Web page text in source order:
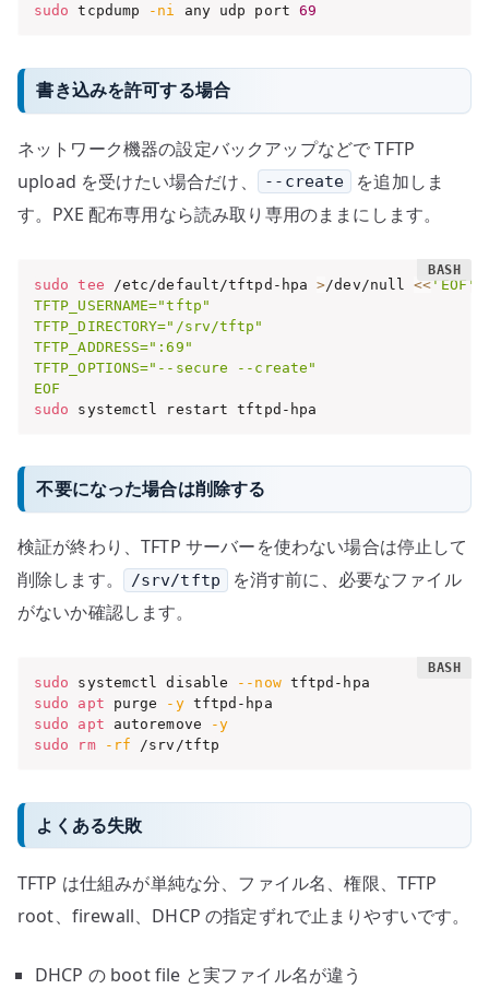
sudo tcpdump -ni any udp port 69
書き込みを許可する場合
ネットワーク機器の設定バックアップなどで TFTP
upload を受けたい場合だけ、
--create
を追加しま
す。PXE 配布専用なら読み取り専用のままにします。
sudo tee /etc/default/tftpd-hpa >/dev/null << 'EOF'
TFTP_USERNAME="tftp"
TFTP_DIRECTORY="/srv/tftp"
TFTP_ADDRESS=":69"
TFTP_OPTIONS="--secure --create"
EOF
sudo systemctl restart tftpd-hpa
不要になった場合は削除する
検証が終わり、TFTP サーバーを使わない場合は停止して
削除します。
/srv/tftp
を消す前に、必要なファイル
がないか確認します。
sudo systemctl disable --now
sudo
apt purge -y
sudo
apt autoremove
-y
sudo
rm -rf /srv/tftp
よくある失敗
TFTP は仕組みが単純な分、ファイル名、権限、TFTP
root、firewall、DHCP の指定ずれで止まりやすいです。
DHCP の boot file と実ファイル名が違う